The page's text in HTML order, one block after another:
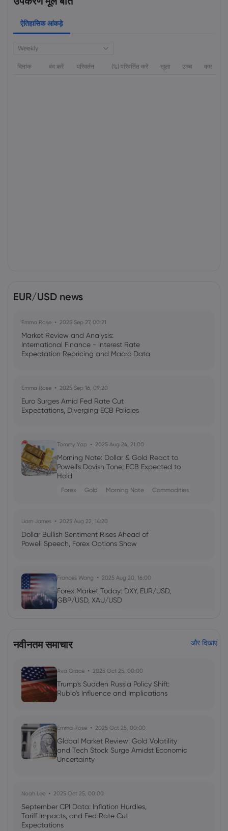
ऐतिहासिक आंकड़े
Weekly
दिनांक बंद करें परिवर्तन (%) परिवर्तित करें खुला उच्च कम
EUR/USD news
Emma Rose 2025 Sep 27, 00:21
Market Review and Analysis:
International Finance - Interest Rate
Expectation Repricing and Macro Data
Emma Rose 2025 Sep 16, 09:20
Euro Surges Amid Fed Rate Cut
Expectations, Diverging ECB Policies
Tommy Yap 2025 Aug 24, 21:00
Morning Note: Dollar & Gold React to
Powell's Dovish Tone; ECB Expected to
Hold
Forex Gold Morning Note Commodities
Liam James 2025 Aug 22, 14:20
Dollar Bullish Sentiment Rises Ahead of
Powell Speech, Forex Options Show
Frances Wang 2025 Aug 20, 16:00
Forex Market Today: DXY, EUR/USD,
GBP/USD, XAU/USD
Emma Rose 2025 Jul 03, 08:35
Apollo Global Management's Outlook
Ava Grace
Cut Timing - News in a New Way
नवीनतम समाचार और दिखाएं
Ava Grace 2025 Oct 25, 00:00
Trump's Sudden Russia Policy Shift:
Rubio's Influence and Implications
Emma Rose 2025 Oct 25, 00:00
Global Market Review: Gold Volatility
and Tech Stock Surge Amidst Economic
Uncertainty
Noah Lee 2025 Oct 25, 00:00
September CPI Data: Inflation Hurdles,
Tariff Impacts, and Fed Rate Cut
Expectations